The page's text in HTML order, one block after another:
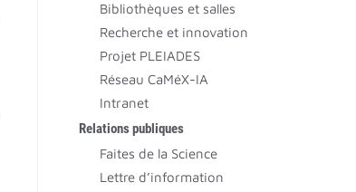
Bibliothèques et salles
Recherche et innovation
Projet PLEIADES
Réseau CaMéX-IA
Intranet
Relations publiques
Faites de la Science
Lettre d’information